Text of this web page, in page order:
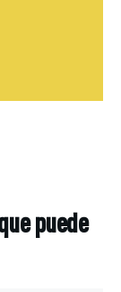
puede